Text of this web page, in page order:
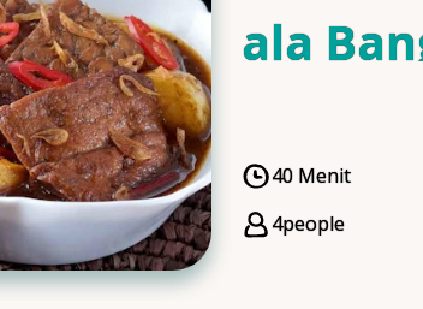
ala
CookingTime
40 Menit
Servings
4people